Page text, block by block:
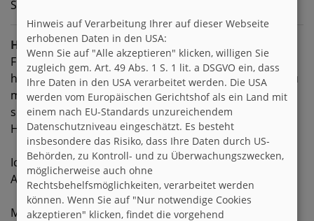
Schmierzettel gekritzelte Worte - das geht gar nicht!
Hobbies
Frei nach Forrest Gump: I just felt like running. Ich
habe im Mai 2016 mit dem Laufen begonnen und es zu
meinem liebsten Sport gemacht. Habe seitdem auch
schon 17kg (und vier Kleidergrößen) verloren. Zu
Hause trainiere ich gerne mit Lang- und Kurzhanteln.
Ich häkle gerne Kuscheltiere, Taschen, Klamotten, ect.
Auch sonst bin ich gerne kreativ.
Mit meinem Mann veranstalte ich Feuershows und ich
Hinweis auf Verarbeitung Ihrer auf dieser Webseite
erhobenen Daten in den USA:
Wenn Sie auf "Alle akzeptieren" klicken, willigen Sie
zugleich gem. Art. 49 Abs. 1 S. 1 lit. a DSGVO ein, dass
Ihre Daten in den USA verarbeitet werden. Die USA
werden vom Europäischen Gerichtshof als ein Land mit
einem nach EU-Standards unzureichendem
Datenschutzniveau eingeschätzt. Es besteht
insbesondere das Risiko, dass Ihre Daten durch US-
Behörden, zu Kontroll- und zu Überwachungszwecken,
möglicherweise auch ohne
Rechtsbehelfsmöglichkeiten, verarbeitet werden
können. Wenn Sie auf "Nur notwendige Cookies
akzeptieren" klicken, findet die vorgehend